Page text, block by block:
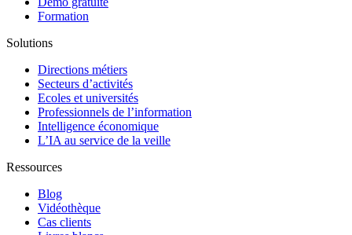
Formation
Solutions
Directions métiers
Secteurs d’activités
Ecoles et universités
Professionnels de l’information
Intelligence économique
L’IA au service de la veille
Ressources
Blog
Vidéothèque
Cas clients